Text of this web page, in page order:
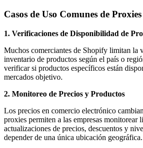
Casos de Uso Comunes de
1. Verificaciones de Disponibilidad de
Muchos comerciantes de Shopify limitan la
inventario de productos según el país o
verificar si productos específicos están
mercados objetivo.
2. Monitoreo de Precios y Productos
Los precios en comercio electrónico
proxies permiten a las empresas monitorear
actualizaciones de precios, descuentos y
depender de una única ubicación geográfica.